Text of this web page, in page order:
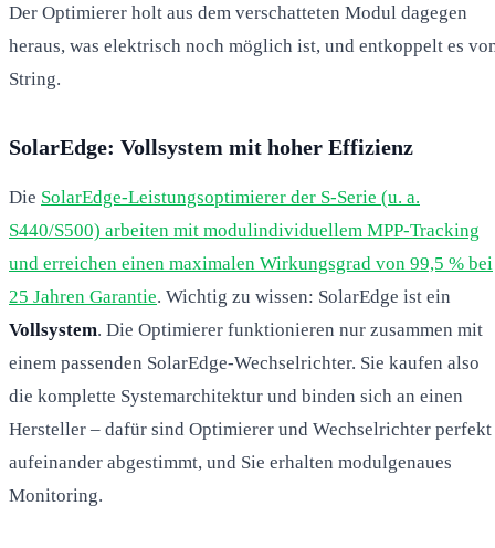
Der Optimierer holt aus dem verschatteten Modul dagegen
heraus, was elektrisch noch möglich ist, und entkoppelt es
String.
SolarEdge: Vollsystem mit hoher Effizienz
Die SolarEdge-Leistungsoptimierer der S-Serie (u. a.
S440/S500) arbeiten mit modulindividuellem MPP-Tracking
und erreichen einen maximalen Wirkungsgrad von 99,5 % bei
25 Jahren Garantie. Wichtig zu wissen: SolarEdge ist ein
Vollsystem. Die Optimierer funktionieren nur zusammen mit
einem passenden SolarEdge-Wechselrichter. Sie kaufen also
die komplette Systemarchitektur und binden sich an einen
Hersteller – dafür sind Optimierer und Wechselrichter perfekt
aufeinander abgestimmt, und Sie erhalten modulgenaues
Monitoring.